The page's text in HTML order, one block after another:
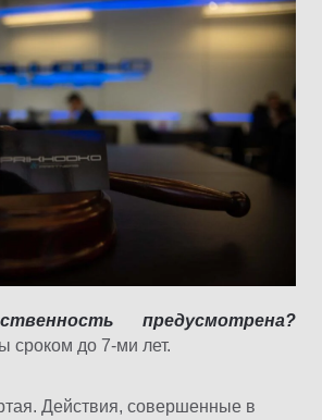
предусмотрена?
сроком до 7-ми лет.
Действия, совершенные в